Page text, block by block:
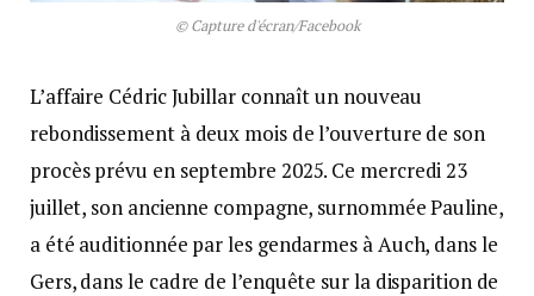
© Capture d'écran/Facebook
L’affaire Cédric Jubillar connaît un nouveau
rebondissement à deux mois de l’ouverture de son
procès prévu en septembre 2025. Ce mercredi 23
juillet, son ancienne compagne, surnommée Pauline,
a été auditionnée par les gendarmes à Auch, dans le
Gers, dans le cadre de l’enquête sur la disparition de